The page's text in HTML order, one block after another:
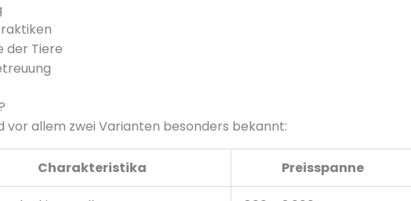
der Tiere
vor allem zwei Varianten besonders bekannt:
Charakteristika Preisspanne